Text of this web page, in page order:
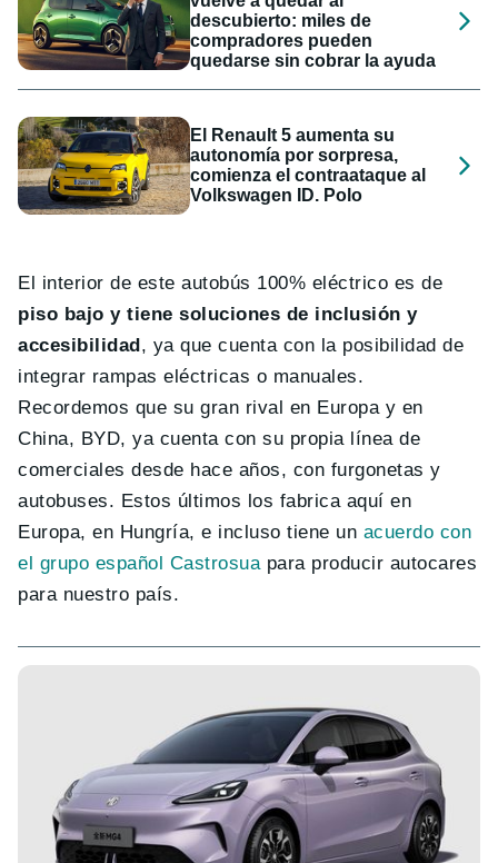
descubierto: miles de
compradores pueden
quedarse sin cobrar la ayuda
El Renault 5 aumenta su
autonomía por sorpresa,
comienza el contraataque al
Volkswagen ID. Polo
El interior de este autobús 100% eléctrico es de
piso bajo y tiene soluciones de inclusión y
accesibilidad, ya que cuenta con la posibilidad de
integrar rampas eléctricas o manuales.
Recordemos que su gran rival en Europa y en
China, BYD, ya cuenta con su propia línea de
comerciales desde hace años, con furgonetas y
autobuses. Estos últimos los fabrica aquí en
Europa, en Hungría, e incluso tiene un acuerdo con
el grupo español Castrosua para producir autocares
para nuestro país.